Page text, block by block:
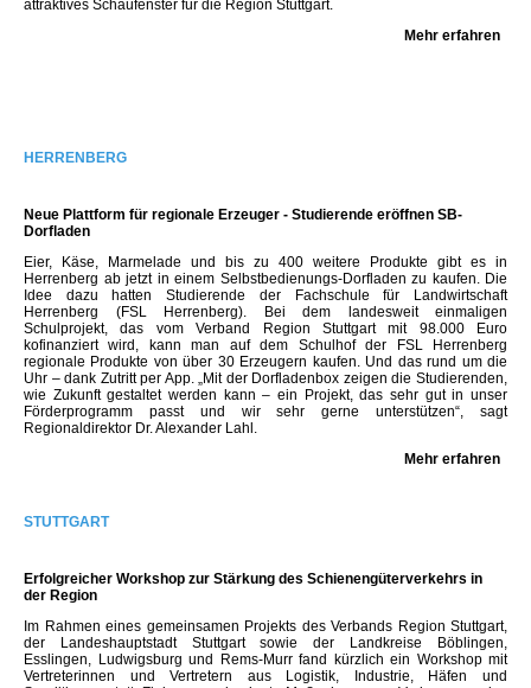
attraktives Schaufenster für die Region Stuttgart.
Mehr erfahren
HERRENBERG
Neue Plattform für regionale Erzeuger - Studierende eröffnen SB-
Dorfladen
Eier, Käse, Marmelade und bis zu 400 weitere Produkte gibt es in
Herrenberg ab jetzt in einem Selbstbedienungs-Dorfladen zu kaufen. Die
Idee dazu hatten Studierende der Fachschule für Landwirtschaft
Herrenberg (FSL Herrenberg). Bei dem landesweit einmaligen
Schulprojekt, das vom Verband Region Stuttgart mit 98.000 Euro
kofinanziert wird, kann man auf dem Schulhof der FSL Herrenberg
regionale Produkte von über 30 Erzeugern kaufen. Und das rund um die
Uhr – dank Zutritt per App. „Mit der Dorfladenbox zeigen die Studierenden,
wie Zukunft gestaltet werden kann – ein Projekt, das sehr gut in unser
Förderprogramm passt und wir sehr gerne unterstützen“, sagt
Regionaldirektor Dr. Alexander Lahl.
Mehr erfahren
STUTTGART
Erfolgreicher Workshop zur Stärkung des Schienengüterverkehrs in
der Region
Im Rahmen eines gemeinsamen Projekts des Verbands Region Stuttgart,
der Landeshauptstadt Stuttgart sowie der Landkreise Böblingen,
Esslingen, Ludwigsburg und Rems-Murr fand kürzlich ein Workshop mit
Vertreterinnen und Vertretern aus Logistik, Industrie, Häfen und